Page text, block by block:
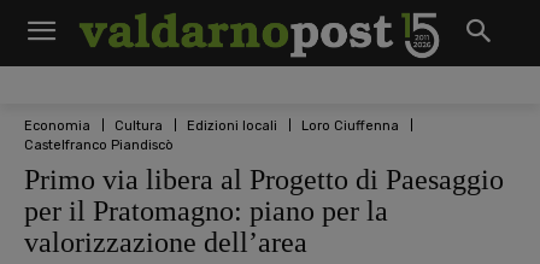
Economia Cultura Edizioni locali
Loro Ciuffenna
Castelfranco Piandiscò
Primo via libera al Progetto di Paesaggio
per il Pratomagno: piano per la
valorizzazione dell’area